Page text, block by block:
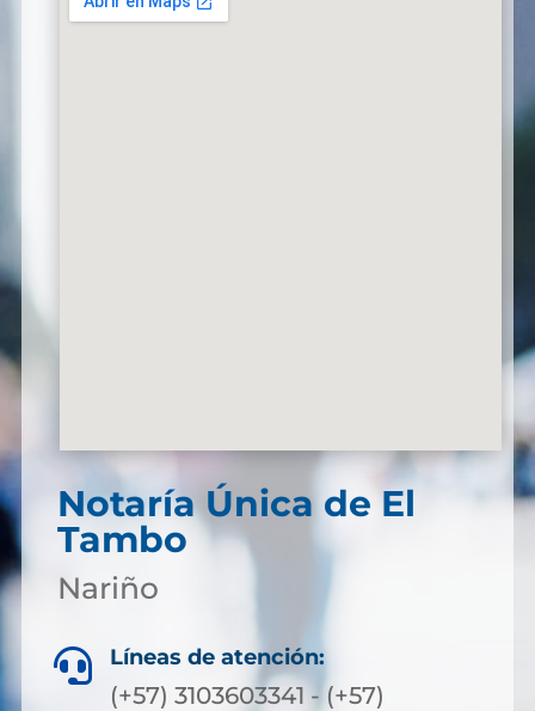
Notaría Única de El
Tambo
Nariño
 Líneas de atención:
(+57) 3103603341 - (+57)